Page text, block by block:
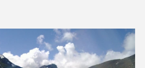
ПЕРЕЙТИ НА